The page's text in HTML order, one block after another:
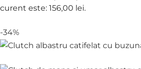
curent este: 156,00 lei.
-34%